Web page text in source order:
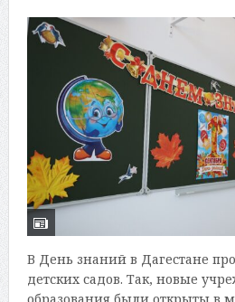
В День знаний в Дагестане
детских садов. Так, новые